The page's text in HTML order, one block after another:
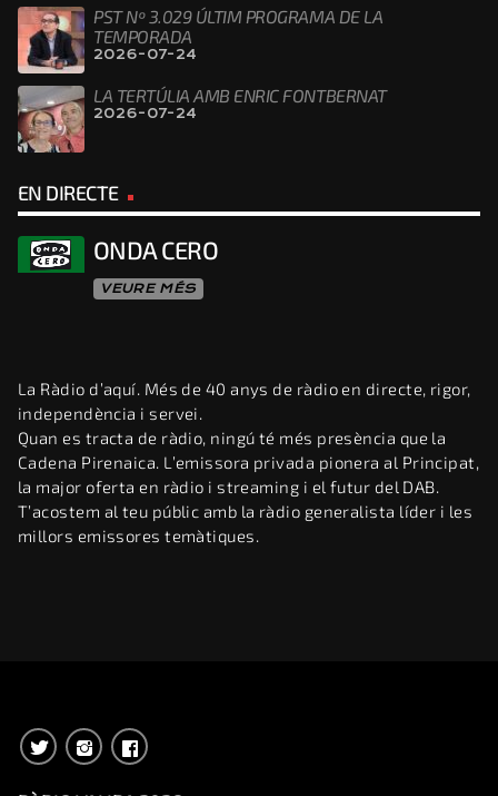
PST Nº 3.029 ÚLTIM PROGRAMA DE LA
TEMPORADA
2026-07-24
LA TERTÚLIA AMB ENRIC FONTBERNAT
2026-07-24
EN DIRECTE
ONDA CERO
VEURE MÉS
La Ràdio d’aquí. Més de 40 anys de ràdio en directe, rigor,
independència i servei.
Quan es tracta de ràdio, ningú té més presència que la
Cadena Pirenaica. L’emissora privada pionera al Principat,
la major oferta en ràdio i streaming i el futur del DAB.
T’acostem al teu públic amb la ràdio generalista líder i les
millors emissores temàtiques.